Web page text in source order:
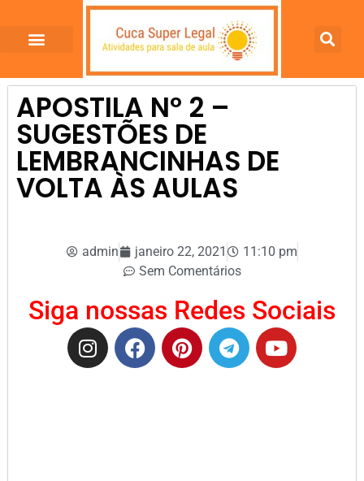
APOSTILA Nº 2 –
SUGESTÕES DE
LEMBRANCINHAS DE
VOLTA ÀS AULAS
admin janeiro 22, 2021
11:10 pm
Sem Comentários
Siga nossas Redes Sociais